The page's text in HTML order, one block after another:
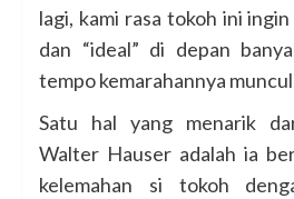
lagi, kami rasa tokoh ini
dan “ideal” di depan
tempo kemarahannya
Satu hal yang menarik
Walter Hauser adalah ia
kelemahan si tokoh